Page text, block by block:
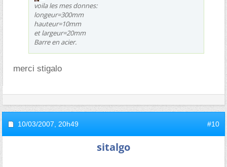
voila les mes donnes:
longeur=300mm
hauteur=10mm
et largeur=20mm
Barre en acier.
merci stigalo
10/03/2007, 20h49 #10
sitalgo